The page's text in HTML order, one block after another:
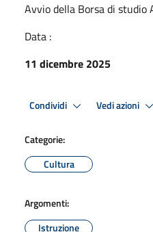
Avvio della Borsa di studio
Data :
11 dicembre 2025
Condividi Vedi azioni
Categorie:
Cultura
Argomenti:
Istruzione